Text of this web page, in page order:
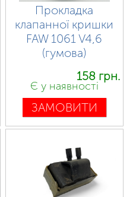
Прокладка
клапанної кришки
FAW 1061 V4,6
(гумова)
158 грн.
Є у наявності
ЗАМОВИТИ